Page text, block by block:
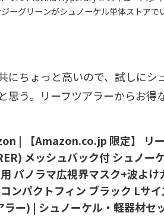
ーグリーンがシュノーケル単体ストアで
にちょっと高いので、試しに
う。リーフツアラーからお得
| 【Amazon.co.jp 限定】 リ
メッシュバック付 シュノー
パノラマ広視界マスク+波よ
ンパクトフィン ブラック Lサ
ラー) | シュノーケル・軽器材セ